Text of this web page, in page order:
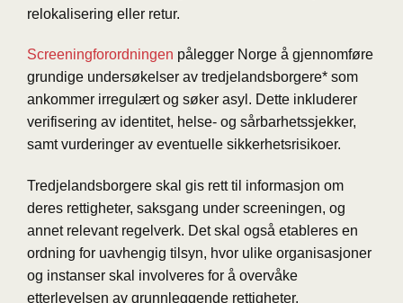
relokalisering eller retur.
Screeningforordningen pålegger Norge å gjennomføre
grundige undersøkelser av tredjelandsborgere* som
ankommer irregulært og søker asyl. Dette inkluderer
verifisering av identitet, helse- og sårbarhetssjekker,
samt vurderinger av eventuelle sikkerhetsrisikoer.
Tredjelandsborgere skal gis rett til informasjon om
deres rettigheter, saksgang under screeningen, og
annet relevant regelverk. Det skal også etableres en
ordning for uavhengig tilsyn, hvor ulike organisasjoner
og instanser skal involveres for å overvåke
etterlevelsen av grunnleggende rettigheter.